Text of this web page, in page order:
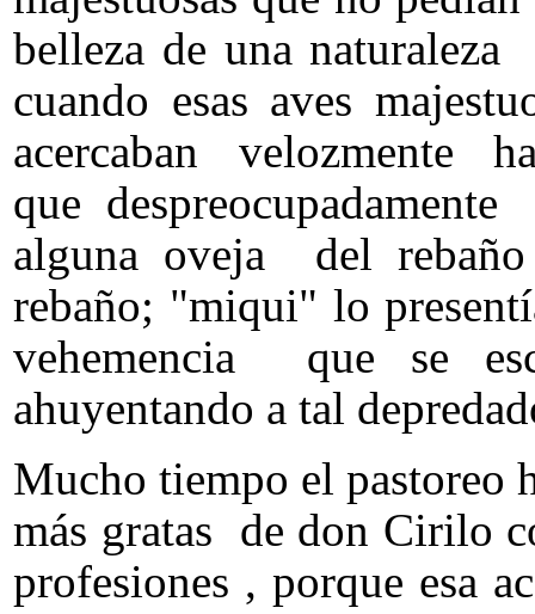
belleza de una
cuando esas aves
acercaban velozmente
que
alguna oveja del
rebaño; "miqui" lo
vehemencia que se
ahuyentando a tal
Mucho tiempo el pastoreo
más gratas de don Cirilo
profesiones , porque esa